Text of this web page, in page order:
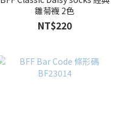
雛菊襪 2色
NT$220